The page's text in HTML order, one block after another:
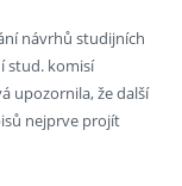
návrhů studijních
stud. komisí
upozornila, že další
nejprve projít